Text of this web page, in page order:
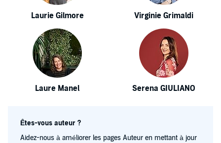
Laurie Gilmore Virginie Grimaldi
Laure Manel Serena GIULIANO
Êtes-vous auteur ?
Aidez-nous à améliorer les pages Auteur en mettant à jour